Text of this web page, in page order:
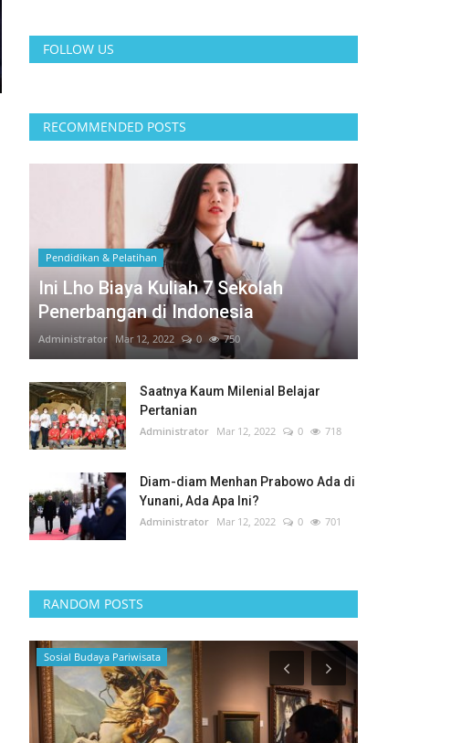
FOLLOW US
RECOMMENDED POSTS
Pendidikan & Pelatihan
Ini Lho Biaya Kuliah 7 Sekolah
Penerbangan di Indonesia
Administrator Mar 12, 2022 0 750
Saatnya Kaum Milenial Belajar
Pertanian
Administrator Mar 12, 2022 0 718
Diam-diam Menhan Prabowo Ada di
Yunani, Ada Apa Ini?
Administrator Mar 12, 2022 0 701
RANDOM POSTS
Sosial Budaya Pariwisata